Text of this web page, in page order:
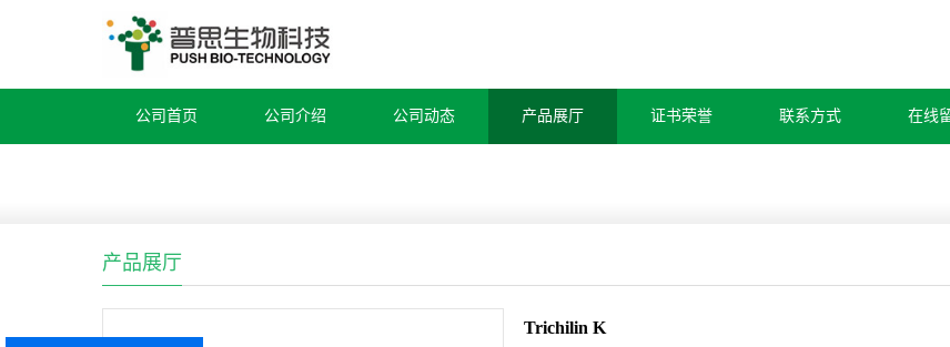
公司首页 公司介绍 公司动态 产品展厅 证书荣誉 联系方式 在线
产品展厅
Trichilin K